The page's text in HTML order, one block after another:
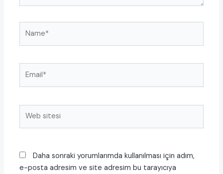
Daha sonraki yorumlarımda kullanılması için adım,
e-posta adresim ve site adresim bu tarayıcıya